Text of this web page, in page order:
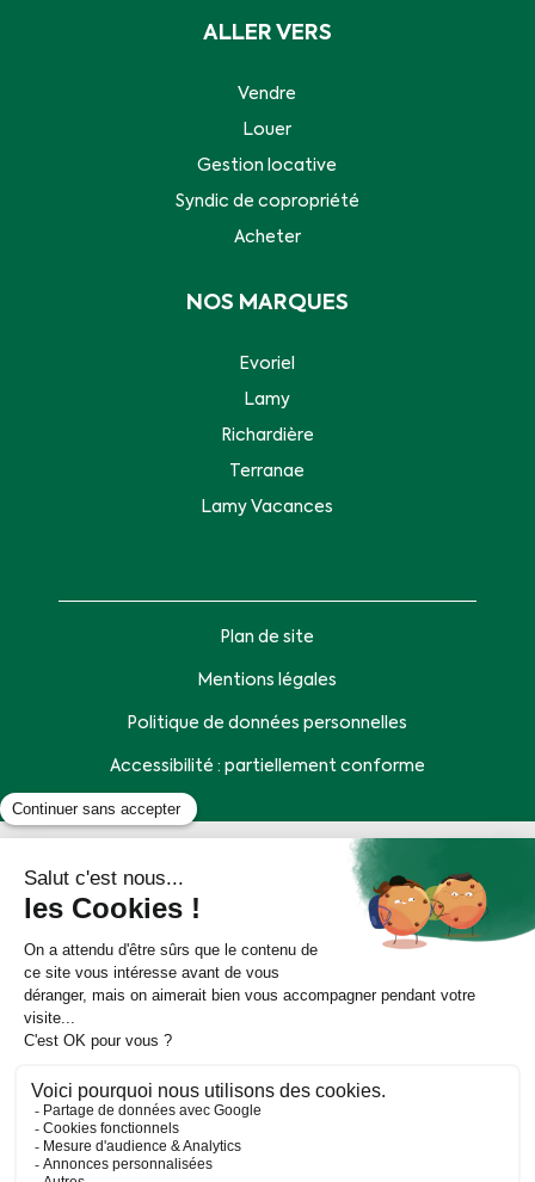
ALLER VERS
Vendre
Louer
Gestion locative
Syndic de copropriété
Acheter
NOS MARQUES
Evoriel
Lamy
Richardière
Terranae
Lamy Vacances
Plan de site
Mentions légales
Politique de données personnelles
Accessibilité : partiellement conforme